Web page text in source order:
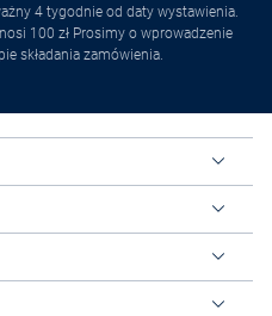
4 tygodnie od daty wystawienia.
100 zł Prosimy o wprowadzenie
składania zamówienia.